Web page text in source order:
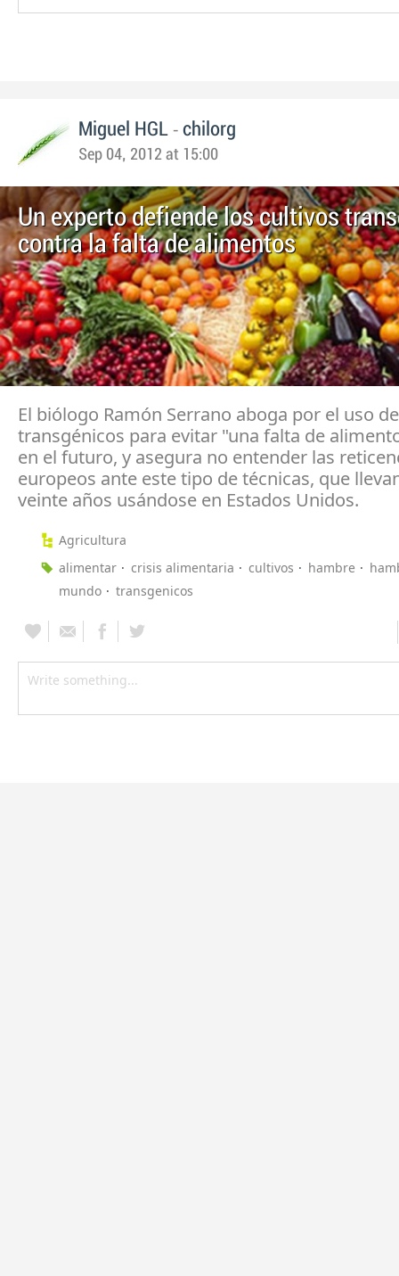
Miguel HGL - chilorg
Sep 04, 2012 at 15:00
Un experto defiende los cultivos
contra la falta de alimentos
El biólogo Ramón Serrano aboga por el uso
transgénicos para evitar "una falta de
en el futuro, y asegura no entender las
europeos ante este tipo de técnicas, que
veinte años usándose en Estados Unidos.
Agricultura
alimentar
crisis alimentaria cultivos hambre
mundo
transgenicos